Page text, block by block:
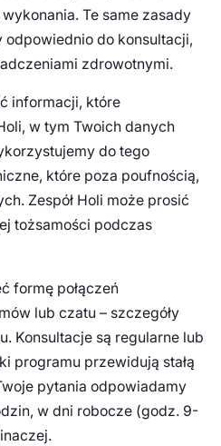
Te same zasady
odpowiednio do konsultacji,
zdrowotnymi.
informacji, które
w tym Twoich danych
do tego
które poza poufnością,
Zespół Holi może prosić
tożsamości podczas
formę połączeń
lub czatu – szczegóły
Konsultacje są regularne lub
programu przewidują stałą
pytania odpowiadamy
w dni robocze (godz. 9-